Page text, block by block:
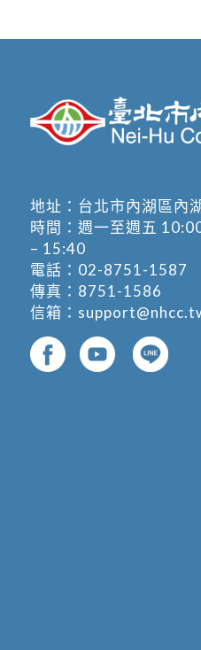
地址： 台北市內湖區內
時間：週一至週五
– 15:40
電話： 02-8751-1587
傳真：8751-1586
信箱：